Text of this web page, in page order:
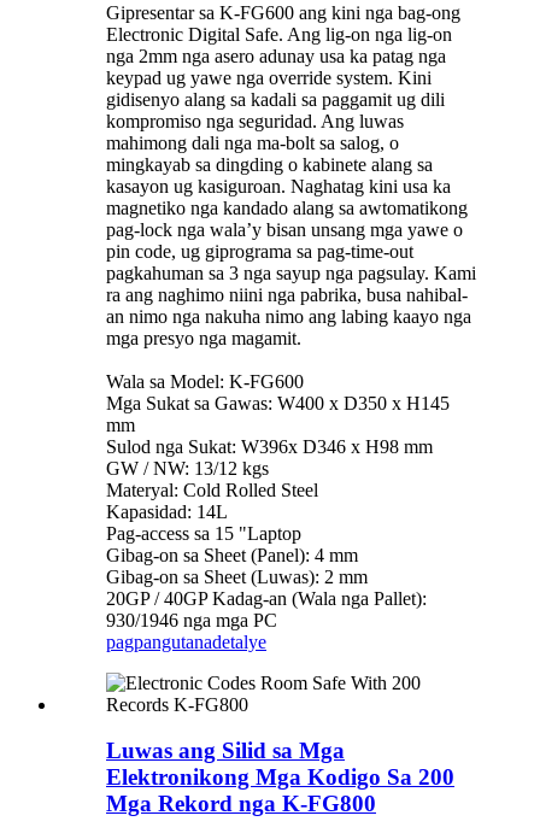
Gipresentar sa K-FG600 ang kini nga bag-ong
Electronic Digital Safe. Ang lig-on nga lig-on
nga 2mm nga asero adunay usa ka patag nga
keypad ug yawe nga override system. Kini
gidisenyo alang sa kadali sa paggamit ug dili
kompromiso nga seguridad. Ang luwas
mahimong dali nga ma-bolt sa salog, o
mingkayab sa dingding o kabinete alang sa
kasayon ​​ug kasiguroan. Naghatag kini usa ka
magnetiko nga kandado alang sa awtomatikong
pag-lock nga wala’y bisan unsang mga yawe o
pin code, ug giprograma sa pag-time-out
pagkahuman sa 3 nga sayup nga pagsulay. Kami
ra ang naghimo niini nga pabrika, busa nahibal-
an nimo nga nakuha nimo ang labing kaayo nga
mga presyo nga magamit.
Wala sa Model: K-FG600
Mga Sukat sa Gawas: W400 x D350 x H145
mm
Sulod nga Sukat: W396x D346 x H98 mm
GW / NW: 13/12 kgs
Materyal: Cold Rolled Steel
Kapasidad: 14L
Pag-access sa 15 "Laptop
Gibag-on sa Sheet (Panel): 4 mm
Gibag-on sa Sheet (Luwas): 2 mm
20GP / 40GP Kadag-an (Wala nga Pallet):
930/1946 nga mga PC
pagpangutanadetalye
Luwas ang Silid sa Mga
Elektronikong Mga Kodigo Sa 200
Mga Rekord nga K-FG800